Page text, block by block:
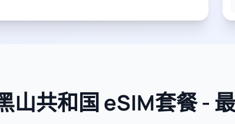
山共和国 eSIM套餐 -